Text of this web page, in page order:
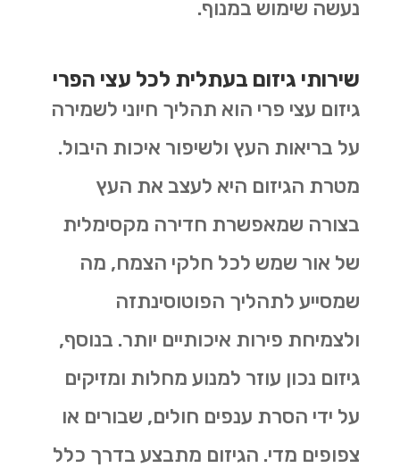
נעשה שימוש במנוף.
שירותי גיזום בעתלית לכל עצי הפרי
גיזום עצי פרי הוא תהליך חיוני לשמירה
על בריאות העץ ולשיפור איכות היבול.
מטרת הגיזום היא לעצב את העץ
בצורה שמאפשרת חדירה מקסימלית
של אור שמש לכל חלקי הצמח, מה
שמסייע לתהליך הפוטוסינתזה
ולצמיחת פירות איכותיים יותר. בנוסף,
גיזום נכון עוזר למנוע מחלות ומזיקים
על ידי הסרת ענפים חולים, שבורים או
צפופים מדי. הגיזום מתבצע בדרך כלל